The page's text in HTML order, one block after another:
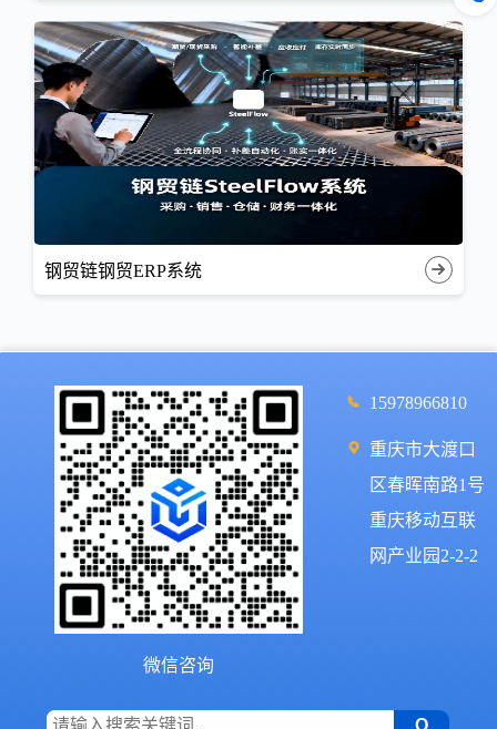
钢贸链钢贸ERP系统
微信咨询
15978966810
重庆市大渡口
区春晖南路1号
重庆移动互联
网产业园2-2-2